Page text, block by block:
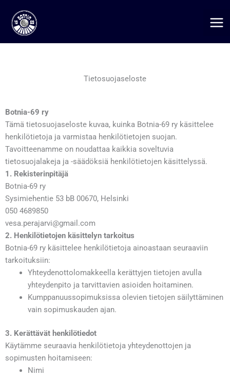
sisältöön
Tietosuojaseloste
Botnia-69 ry
Tämä tietosuojaseloste kuvaa, kuinka Botnia-69 ry käsittelee
henkilötietoja ja varmistaa henkilötietojen suojan.
Tavoitteenamme on noudattaa kaikkia soveltuvia
tietosuojalakeja ja -säädöksiä henkilötietojen käsittelyssä.
1. Rekisterinpitäjä
Botnia-69 ry
Sysimiehentie 53 bB 00670, Helsinki
050 4689850
vesa.perajarvi@gmail.com
2. Henkilötietojen käsittelyn tarkoitus
Botnia-69 ry käsittelee henkilötietoja ainoastaan seuraaviin
tarkoituksiin:
Yhteydenottolomakkeella kerättyjen tietojen avulla
yhteydenpito ja tarvittavien asioiden hoitaminen.
Kumppanuussopimuksissa olevien tietojen säilyttäminen
vain sopimuskauden ajan.
3. Kerättävät henkilötiedot
Käytämme seuraavia henkilötietoja yhteydenottojen ja
sopimusten hoitamiseen:
Nimi